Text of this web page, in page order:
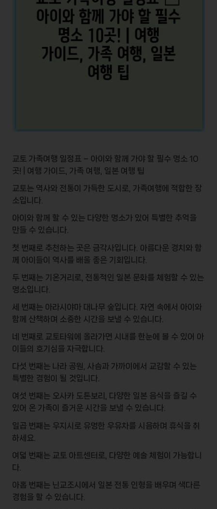
교토 가족여행 일정표 – 아이와 함께 가야 할 필수 명소 10
곳! | 여행 가이드, 가족 여행, 일본 여행 팁
교토는 역사와 전통이 가득한 도시로, 가족여행에 적합한 장
소입니다.
아이와 함께 할 수 있는 다양한 명소가 있어 특별한 추억을
만들 수 있습니다.
첫 번째로 추천하는 곳은 금각사입니다. 아름다운 경치와 함
께 아이들이 역사를 배울 좋은 기회입니다.
두 번째는 기온거리 로, 전통적인 일본 문화를 체험할 수 있는
명소입니다.
세 번째는 아라시야마 대나무 숲입니다. 자연 속에서 아이와
함께 산책하며 소중한 시간을 보낼 수 있습니다.
네 번째로 교토타워 에 올라가면 시내를 한눈에 볼 수 있어 아
이들의 호기심을 자극합니다.
다섯 번째는 나라 공원
, 사슴과 가까이에서 교감할 수 있는
특별한 경험이 될 것입니다.
여섯 번째는 오사카 도톤보리
, 다양한 일본 음식을 즐길 수
있어 온 가족이 즐거운 시간을 보낼 수 있습니다.
일곱 번째는 우지시 로 유명한 우유차를 시음하며 휴식을 취
하세요.
여덟 번째는 교토 아트센터 로, 다양한 예술 체험이 가능합니
다.
아홉 번째는 닌교조시 에서 일본 전통 인형을 배우며 색다른
경험을 할 수 있습니다.